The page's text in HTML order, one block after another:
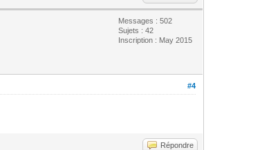
Messages : 502
Sujets : 42
Inscription : May 2015
#4
Répondre